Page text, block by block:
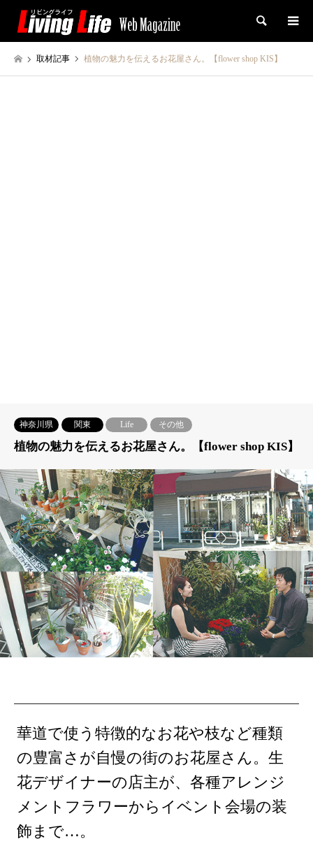
検索
取材記事 植物の魅力を伝えるお花屋さん。【flower shop KIS】
神奈川県 関東 Life その他
植物の魅力を伝えるお花屋さん。【flower shop KIS】
華道で使う特徴的なお花や枝など種類
の豊富さが自慢の街のお花屋さん。生
花デザイナーの店主が、各種アレンジ
メントフラワーからイベント会場の装
飾まで…。